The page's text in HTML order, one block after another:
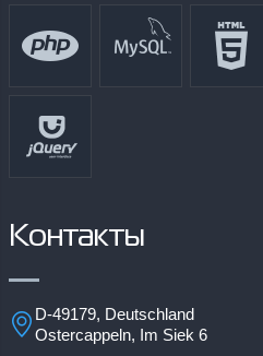
Контакты
D-49179, Deutschland
Ostercappeln, Im Siek 6